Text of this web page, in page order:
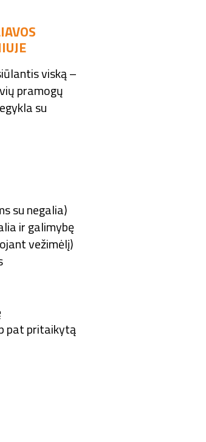
viską –
pramogų
su
su negalia)
ir galimybę
vežimėlį)
pat pritaikytą